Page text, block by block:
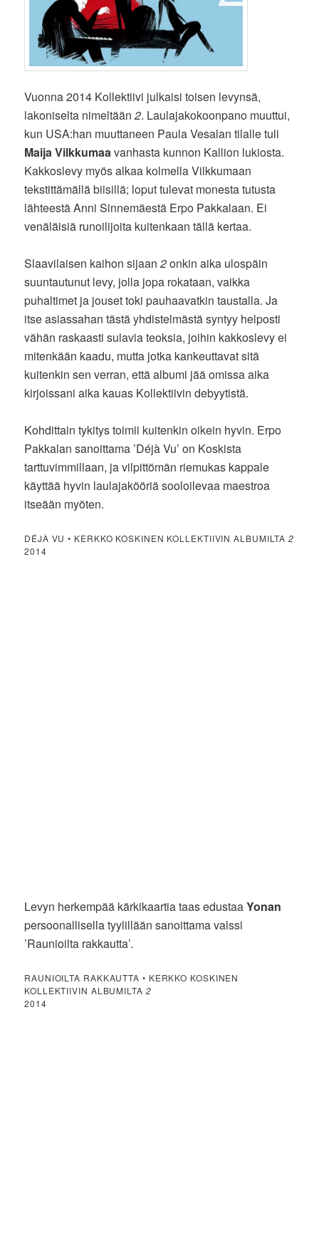
Vuonna 2014 Kollektiivi julkaisi toisen levynsä,
lakoniselta nimeltään2. Laulajakokoonpano muuttui,
kun USA:han muuttaneen Paula Vesalan tilalle tuli
Maija Vilkkumaavanhasta kunnon Kallion lukiosta.
Kakkoslevy myös alkaa kolmella Vilkkumaan
tekstittämällä biisillä; loput tulevat monesta tutusta
lähteestä Anni Sinnemäestä Erpo Pakkalaan. Ei
venäläisiä runoilijoita kuitenkaan tällä kertaa.
Slaavilaisen kaihon sijaan2onkin aika ulospäin
suuntautunut levy, jolla jopa rokataan, vaikka
puhaltimet ja jouset toki pauhaavatkin taustalla. Ja
itse asiassahan tästä yhdistelmästä syntyy helposti
vähän raskaasti sulavia teoksia, joihin kakkoslevy ei
mitenkään kaadu, mutta jotka kankeuttavat sitä
kuitenkin sen verran, että albumi jää omissa aika
kirjoissani aika kauas Kollektiivin debyytistä.
Kohdittain tykitys toimii kuitenkin oikein hyvin. Erpo
Pakkalan sanoittama ’Déjà Vu’ on Koskista
tarttuvimmillaan, ja vilpittömän riemukas kappale
käyttää hyvin laulajakööriä sooloilevaa maestroa
itseään myöten.
DÉJÀ VU • KERKKO KOSKINEN KOLLEKTIIVIN ALBUMILTA2
2014
Levyn herkempää kärkikaartia taas edustaaYonan
persoonallisella tyylillään sanoittama valssi
’Raunioilta rakkautta’.
RAUNIOILTA RAKKAUTTA • KERKKO KOSKINEN
KOLLEKTIIVIN ALBUMILTA 2
2014